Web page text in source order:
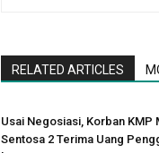
RELATED ARTICLES
Usai Negosiasi, Korban KMP
Sentosa 2 Terima Uang